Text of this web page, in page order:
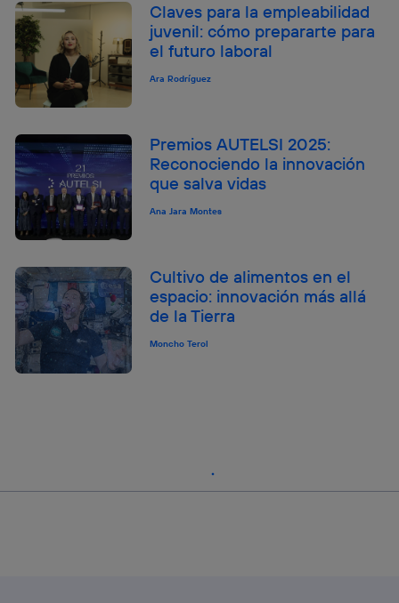
Claves para la empleabilidad
juvenil: cómo prepararte para
el futuro laboral
Ara Rodríguez
Premios AUTELSI 2025:
Reconociendo la innovación
que salva vidas
Ana Jara Montes
Cultivo de alimentos en el
espacio: innovación más allá
de la Tierra
Moncho Terol